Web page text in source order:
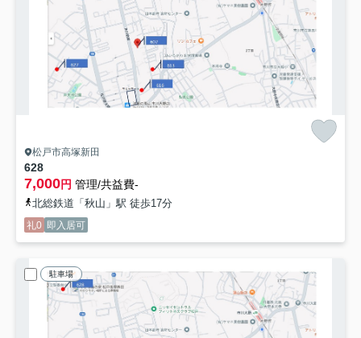
松戸市高塚新田
628
7,000円 管理/共益費-
北総鉄道「秋山」駅 徒歩17分
礼0 即入居可
駐車場